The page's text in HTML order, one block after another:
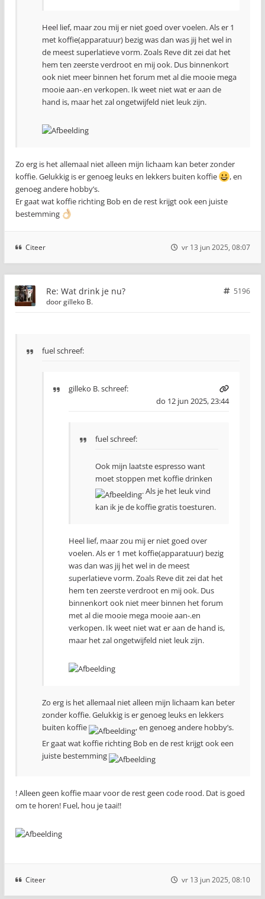
Heel lief, maar zou mij er niet goed over voelen. Als er 1
met koffie(apparatuur) bezig was dan was jij het wel in
de meest superlatieve vorm. Zoals Reve dit zei dat het
hem ten zeerste verdroot en mij ook. Dus binnenkort
ook niet meer binnen het forum met al die mooie mega
mooie aan-.en verkopen. Ik weet niet wat er aan de
hand is, maar het zal ongetwijfeld niet leuk zijn.
Zo erg is het allemaal niet alleen mijn lichaam kan beter zonder
koffie. Gelukkig is er genoeg leuks en lekkers buiten koffie
, en
genoeg andere hobby’s.
Er gaat wat koffie richting Bob en de rest krijgt ook een juiste
bestemming
Citeer vr 13 jun 2025, 08:07
Re: Wat drink je nu?
5196
doorgilleko B.
fuel schreef:
gilleko B.schreef:
do 12 jun 2025, 23:44
fuel schreef:
Ook mijn laatste espresso want
moet stoppen met koffie drinken
. Als je het leuk vind
kan ik je de koffie gratis toesturen.
Heel lief, maar zou mij er niet goed over
voelen. Als er 1 met koffie(apparatuur) bezig
was dan was jij het wel in de meest
superlatieve vorm. Zoals Reve dit zei dat het
hem ten zeerste verdroot en mij ook. Dus
binnenkort ook niet meer binnen het forum
met al die mooie mega mooie aan-.en
verkopen. Ik weet niet wat er aan de hand is,
maar het zal ongetwijfeld niet leuk zijn.
Zo erg is het allemaal niet alleen mijn lichaam kan beter
zonder koffie. Gelukkig is er genoeg leuks en lekkers
buiten koffie
, en genoeg andere hobby’s.
Er gaat wat koffie richting Bob en de rest krijgt ook een
juiste bestemming
! Alleen geen koffie maar voor de rest geen code rood. Dat is goed
om te horen! Fuel, hou je taai!!
Citeer vr 13 jun 2025, 08:10